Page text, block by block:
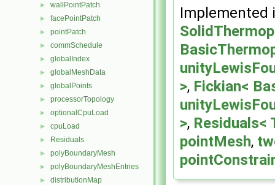
► wallPointPatch
► facePointPatch
► pointPatch
► commSchedule
► globalIndex
► globalMeshData
► globalPoints
► processorTopology
► optionalCpuLoad
► cpuLoad
► Residuals
► polyBoundaryMesh
► polyBoundaryMeshEntries
► distributionMap
Implemented
>, Fickian<
>, Residuals<
pointMesh,